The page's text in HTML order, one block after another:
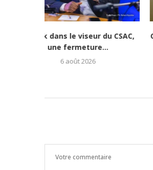
Culture-Portrait : Cena
jeune rappeur
5 août 2026